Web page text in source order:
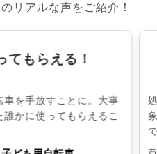
リアルな声をご紹介！
てもらえる！
を手放すことに。大事
かに使ってもらえるこ